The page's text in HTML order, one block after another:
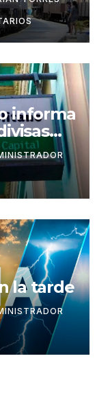
informa
la tarde